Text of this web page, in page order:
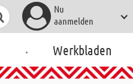
Nu
aanmelden
. Werkbladen